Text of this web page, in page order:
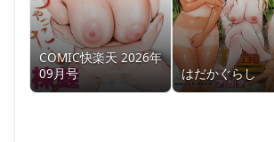
COMIC快楽天 2026年
09月号
はだかぐらし